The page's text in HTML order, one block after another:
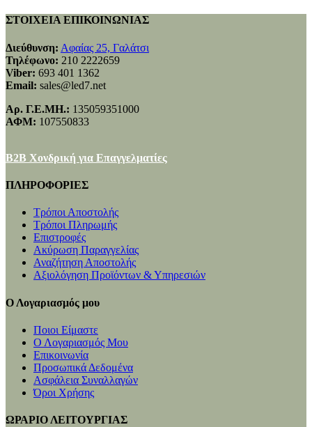
ΣΤΟΙΧΕΙΑ ΕΠΙΚΟΙΝΩΝΙΑΣ
Διεύθυνση: Αφαίας 25, Γαλάτσι
Τηλέφωνο: 210 2222659
Viber: 693 401 1362
Email: sales@led7.net
Αρ. Γ.Ε.ΜΗ.: 135059351000
ΑΦΜ: 107550833
B2B Χονδρική για Επαγγελματίες
ΠΛΗΡΟΦΟΡΙΕΣ
Τρόποι Αποστολής
Τρόποι Πληρωμής
Επιστροφές
Ακύρωση Παραγγελίας
Αναζήτηση Αποστολής
Αξιολόγηση Προϊόντων & Υπηρεσιών
Ο Λογαριασμός μου
Ποιοι Είμαστε
Ο Λογαριασμός Μου
Επικοινωνία
Προσωπικά Δεδομένα
Ασφάλεια Συναλλαγών
Όροι Χρήσης
ΩΡΑΡΙΟ ΛΕΙΤΟΥΡΓΙΑΣ